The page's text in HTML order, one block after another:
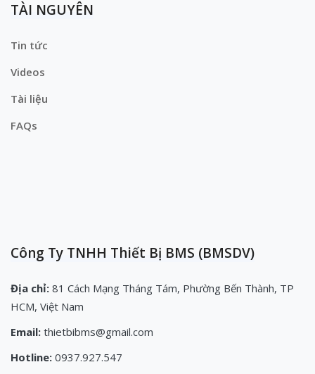
TÀI NGUYÊN
Tin tức
Videos
Tài liệu
FAQs
Công Ty TNHH Thiết Bị BMS (BMSDV)
Địa chỉ: 81 Cách Mạng Tháng Tám, Phường Bến Thành, TP
HCM, Việt Nam
Email: thietbibms@gmail.com
Hotline: 0937.927.547